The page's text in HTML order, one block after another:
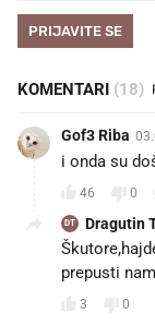
PRIJAVITE SE
KOMENTARI (18)
Gof3 Riba
i onda su
46 0
DT
prepusti
3
0